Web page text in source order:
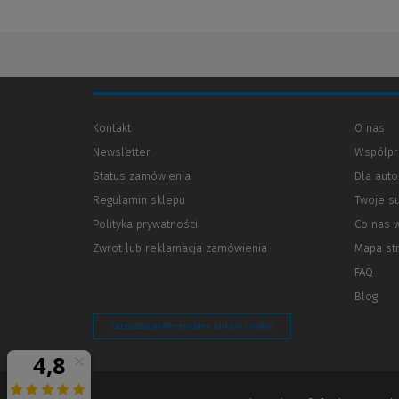
Kontakt
Newsletter
Status zamówienia
Regulamin sklepu
Polityka prywatności
innej
Zwrot lub reklamacja zamówienia
O nas
Dla
Twoje
Co nas
Mapa
FAQ
Blog
Zarządzaj preferencjami plików cookie